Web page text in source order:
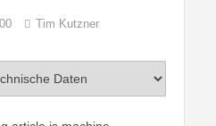
Tim Kutzner